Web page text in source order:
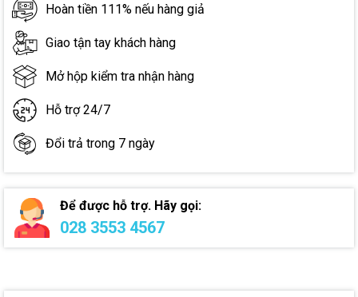
Hoàn tiền 111% nếu hàng giả
Giao tận tay khách hàng
Mở hộp kiểm tra nhận hàng
Hỗ trợ 24/7
Đổi trả trong 7 ngày
Để được hỗ trợ. Hãy gọi:
028 3553 4567